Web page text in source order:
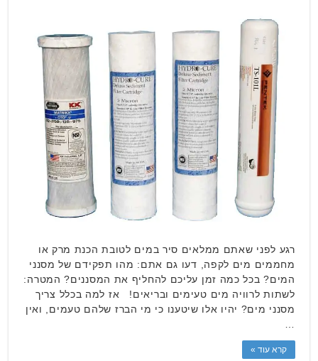
רגע לפני שאתם ממלאים סיר במים לטובת הכנת מרק או
מחממים מים לקפה, דעו גם אתם: מהו תפקידם של מסנני
המים? בכל כמה זמן עליכם להחליף את המסננים? המטרה:
לשתות לרוויה מים טעימים ובריאים! אז למה בכלל צריך
מסנני מים? יהיו אלו שיטענו כי מי הברז שלהם טעמים, ואין
קרא עוד »